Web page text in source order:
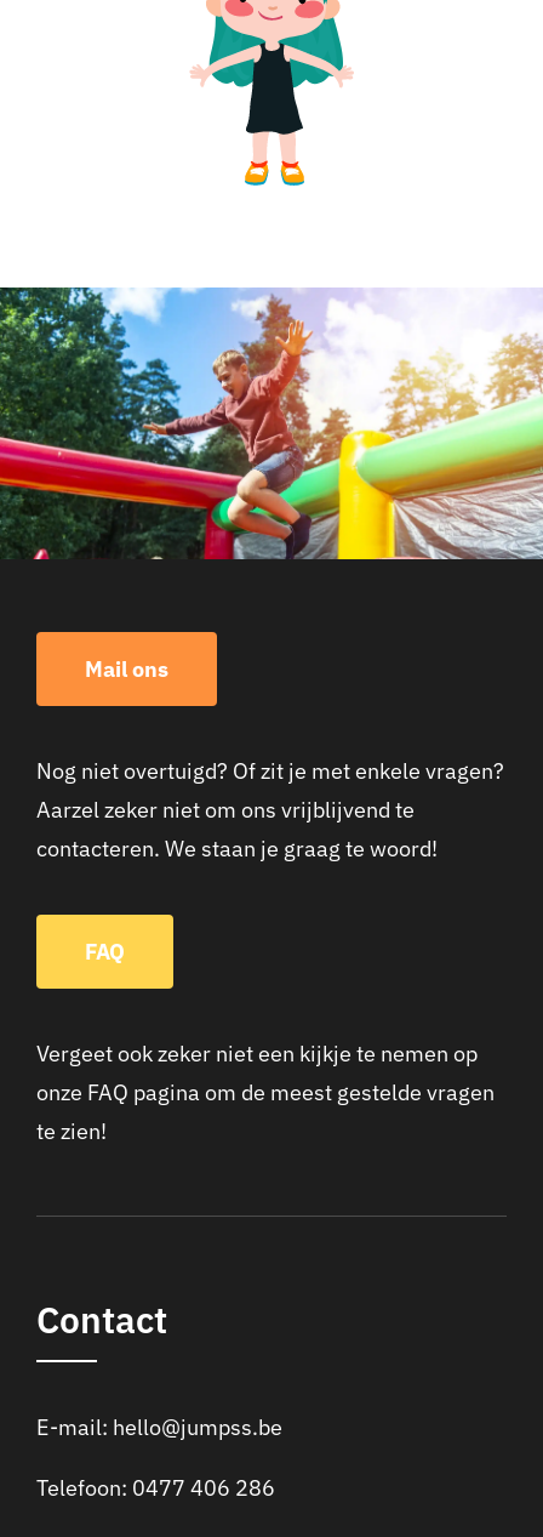
Mail ons
Nog niet overtuigd? Of zit je met enkele vragen?
Aarzel zeker niet om ons vrijblijvend te
contacteren. We staan je graag te woord!
FAQ
Vergeet ook zeker niet een kijkje te nemen op
onze FAQ pagina om de meest gestelde vragen
te zien!
Contact
E-mail: hello@jumpss.be
Telefoon: 0477 406 286